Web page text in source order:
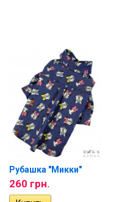
Рубашка "Микки"
260 грн.